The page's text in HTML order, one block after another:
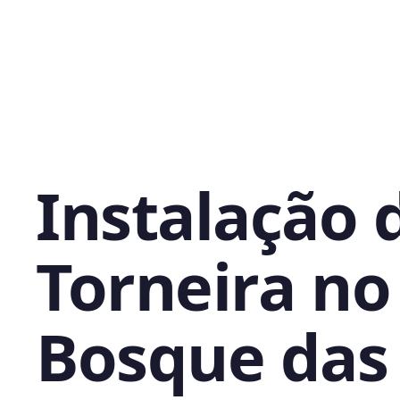
Instalação
Torneira no
Bosque das